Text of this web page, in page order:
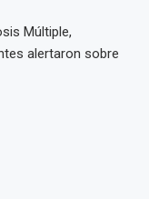
Múltiple,
alertaron sobre